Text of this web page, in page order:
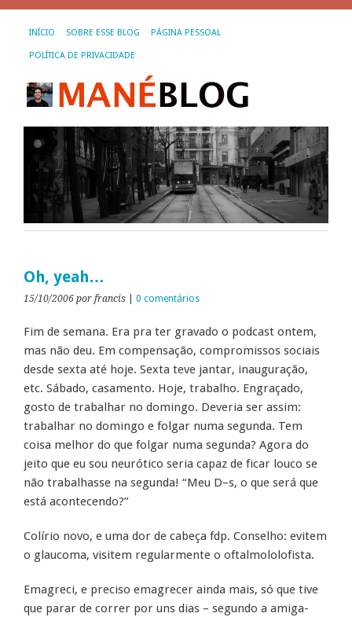
INÍCIO SOBRE ESSE BLOG PÁGINA PESSOAL
POLÍTICA DE PRIVACIDADE
Oh, yeah…
15/10/2006 por francis 0 comentários
Fim de semana. Era pra ter gravado o podcast ontem,
mas não deu. Em compensação, compromissos sociais
desde sexta até hoje. Sexta teve jantar, inauguração,
etc. Sábado, casamento. Hoje, trabalho. Engraçado,
gosto de trabalhar no domingo. Deveria ser assim:
trabalhar no domingo e folgar numa segunda. Tem
coisa melhor do que folgar numa segunda? Agora do
jeito que eu sou neurótico seria capaz de ficar louco se
não trabalhasse na segunda! “Meu D–s, o que será que
está acontecendo?”
Colírio novo, e uma dor de cabeça fdp. Conselho: evitem
o glaucoma, visitem regularmente o oftalmololofista.
Emagreci, e preciso emagrecer ainda mais, só que tive
que parar de correr por uns dias – segundo a amiga-